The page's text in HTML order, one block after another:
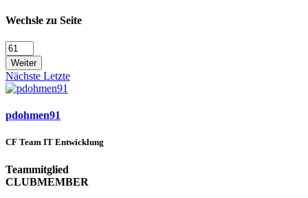
Wechsle zu Seite
Weiter
Nächste Letzte
pdohmen91
CF Team IT Entwicklung
Teammitglied
CLUBMEMBER